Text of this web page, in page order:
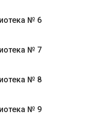
№ 6
№ 7
№ 8
№ 9